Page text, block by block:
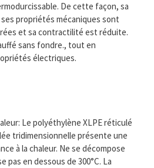
De cette façon, sa
propriétés mécaniques sont
et sa contractilité est réduite.
sans fondre., tout en
électriques.
Le polyéthylène XLPE réticulé
tridimensionnelle présente une
à la chaleur. Ne se décompose
pas en dessous de 300°C. La